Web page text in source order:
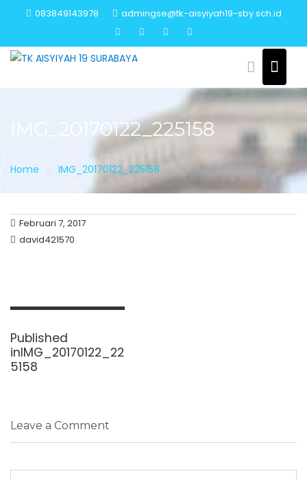
083849143978 admingse@tk-aisyiyah19-sby.sch.id
IMG_20170122_225158
Home IMG_20170122_225158
Februari 7, 2017
david421570
Navigasi
Published
inIMG_20170122_22
5158
Leave a Comment